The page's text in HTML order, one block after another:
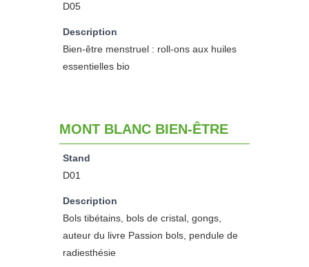
D05
Description
Bien-être menstruel : roll-ons aux huiles
essentielles bio
MONT BLANC BIEN-ÊTRE
Stand
D01
Description
Bols tibétains, bols de cristal, gongs,
auteur du livre Passion bols, pendule de
radiesthésie